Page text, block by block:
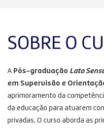
SOBRE O
A Pós-graduação Lato
em Supervisão e
aprimoramento da
da educação para atuarem
privadas. O curso aborda as